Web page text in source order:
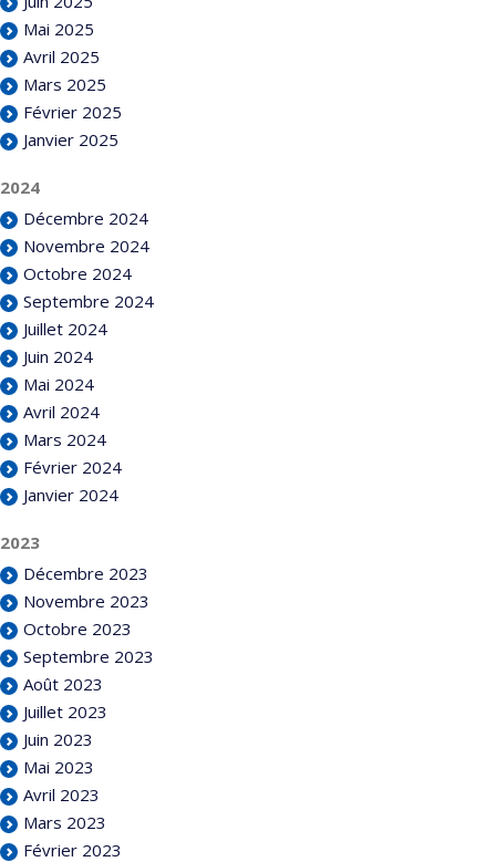
Mai 2025
Avril 2025
Mars 2025
Février 2025
Janvier 2025
2024
Décembre 2024
Novembre 2024
Octobre 2024
Septembre 2024
Juillet 2024
Juin 2024
Mai 2024
Avril 2024
Mars 2024
Février 2024
Janvier 2024
2023
Décembre 2023
Novembre 2023
Octobre 2023
Septembre 2023
Août 2023
Juillet 2023
Juin 2023
Mai 2023
Avril 2023
Mars 2023
Février 2023